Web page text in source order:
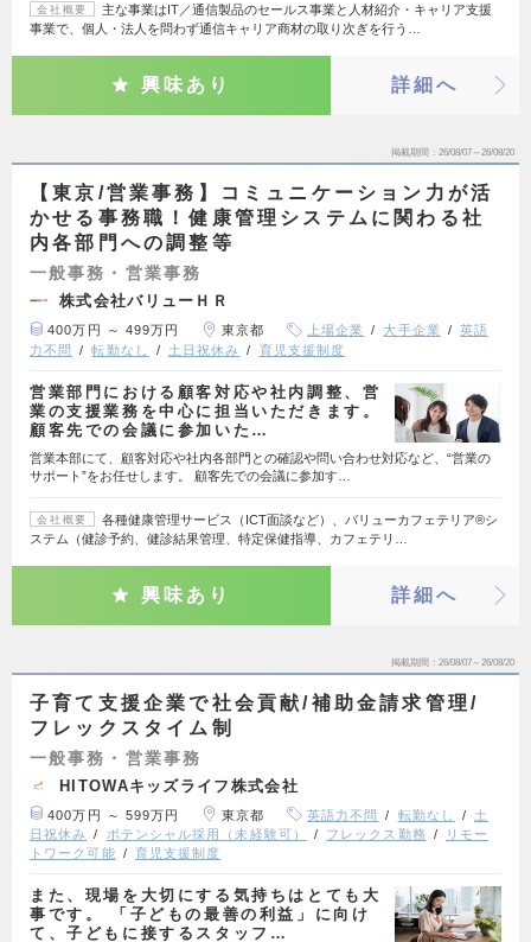
会社概要
主な事業はIT／通信製品のセールス事業と人材紹介・キャリア支援
事業で、個人・法人を問わず通信キャリア商材の取り次ぎを行う…
興味あり 詳細へ
掲載期間 26/08/07～26/08/20
【東京/営業事務】コミュニケーション力が活
かせる事務職！健康管理システムに関わる社
内各部門への調整等
一般事務・営業事務
株式会社バリューＨＲ
400万円 ～ 499万円 東京都 上場企業 大手企業
英語
力不問
転勤なし 土日祝休み 育児支援制度
営業部門における顧客対応や社内調整、営
業の支援業務を中心に担当いただきます。
顧客先での会議に参加いた…
営業本部にて、顧客対応や社内各部門との確認や問い合わせ対応など、“営業の
サポート”をお任せします。 顧客先での会議に参加す…
会社概要
各種健康管理サービス（ICT面談など）、バリューカフェテリア®シ
ステム（健診予約、健診結果管理、特定保健指導、カフェテリ…
興味あり 詳細へ
掲載期間 26/08/07～26/08/20
子育て支援企業で社会貢献/補助金請求管理/
フレックスタイム制
一般事務・営業事務
HITOWAキッズライフ株式会社
400万円 ～ 599万円 東京都 英語力不問 転勤なし
土
日祝休み
ポテンシャル採用（未経験可） フレックス勤務
リモー
トワーク可能
育児支援制度
また、現場を大切にする気持ちはとても大
事です。 「子どもの最善の利益」に向け
て、子どもに接するスタッフ…